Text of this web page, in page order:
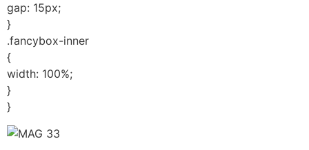
gap: 15px;
}
.fancybox-inner
{
width: 100%;
}
}